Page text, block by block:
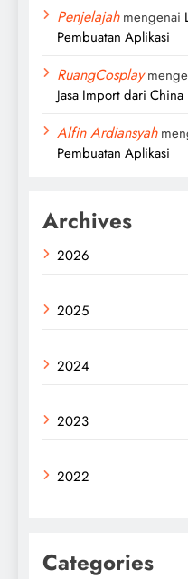
Penjelajahmengenai
Pembuatan Aplikasi
RuangCosplay
Jasa Import dari China
Alfin Ardiansyah
Pembuatan Aplikasi
Archives
2026
2025
2024
2023
2022
Categories